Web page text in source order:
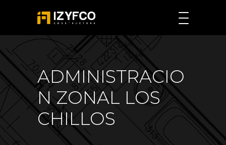
ADMINISTRACIO
N ZONAL LOS
CHILLOS